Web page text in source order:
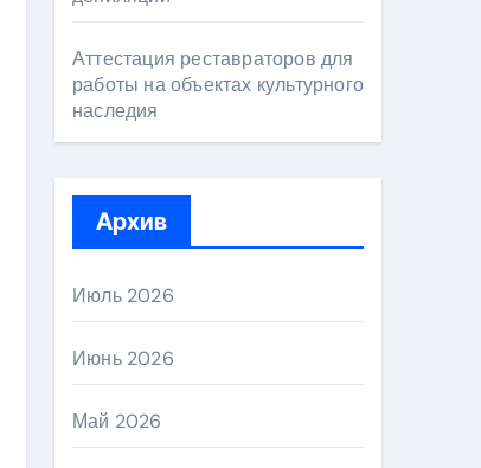
Аттестация реставраторов для
работы на объектах культурного
наследия
Архив
Июль 2026
Июнь 2026
Май 2026